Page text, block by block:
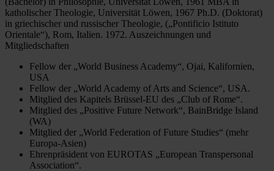
katholischer Theologie, Universität Löwen, 1967 Ph.D. (Doktorat)
in griechischer und russischer Theologie, („Pontificio Istituto
Orientale“), Rom, Italien. 1972. Auszeichnungen und
Mitgliedschaften
Fellow der „World Business Academy“, Ojai, Kalifornien,
USA
Fellow der „World Academy of Arts and Science“, USA.
Mitglied des Kapitels Brüssel-EU des „Club of Rome“.
Mitglied des „Positive Future Network“, BainBridge Island
(WA)
Mitglied der „World Federation of Future Studies“ (mehr
Europa-Asien)
Ehrenpräsident von EUROTAS „European Transpersonal
Association“.